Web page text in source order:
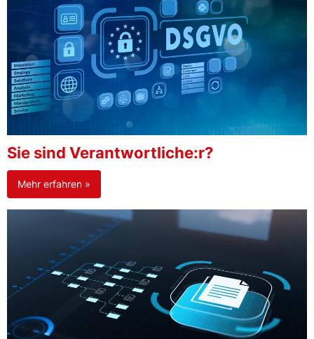
Sie sind Verantwortliche:r?
Mehr erfahren »